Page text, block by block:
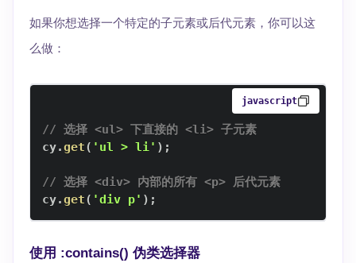
如果你想选择一个特定的子元素或后代元素，你可以这
么做：
javascript
// 选择 <ul> 下直接的 <li> 子元素
cy.get( 'ul > li' ) ;
// 选择 <div> 内部的所有 <p> 后代元素
cy.get( 'div p' ) ;
使用 :contains() 伪类选择器